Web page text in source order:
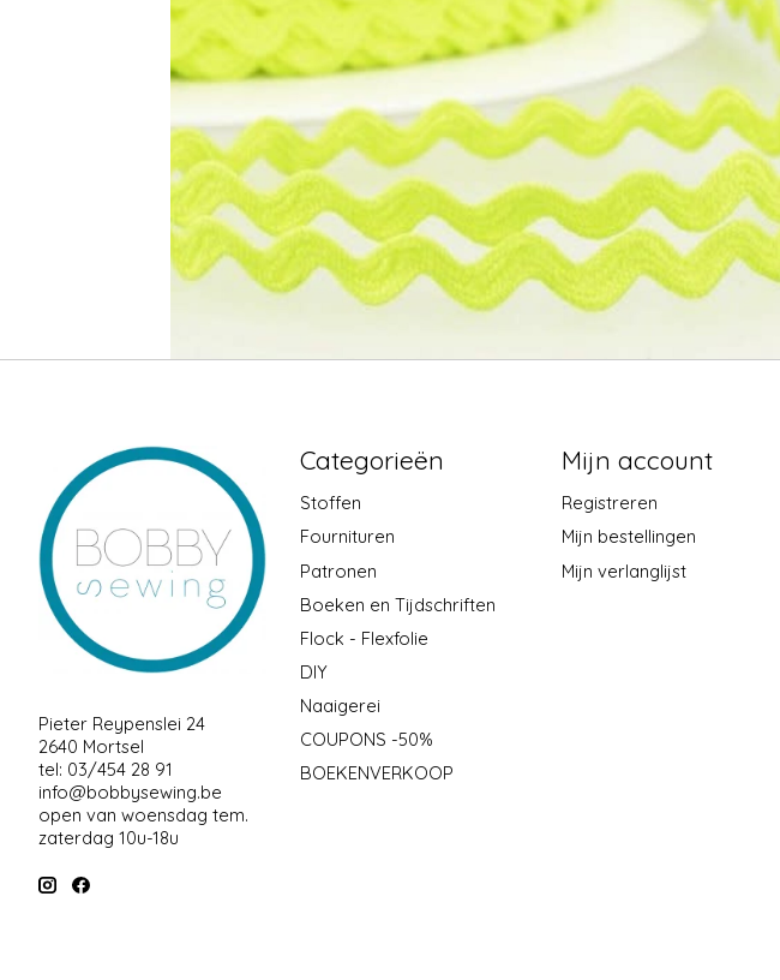
Pieter Reypenslei 24
2640 Mortsel
tel: 03/454 28 91
info@bobbysewing.be
open van woensdag tem.
zaterdag 10u-18u
Categorieën
Stoffen
Fournituren
Patronen
Boeken en Tijdschriften
Flock - Flexfolie
DIY
Naaigerei
COUPONS -50%
BOEKENVERKOOP
Mijn account
Registreren
Mijn bestellingen
Mijn verlanglijst